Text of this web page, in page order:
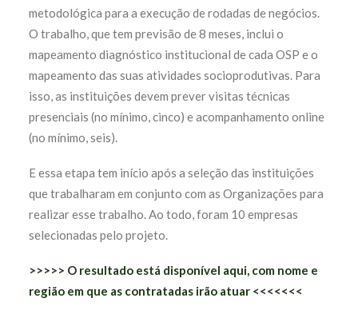
metodológica para a execução de rodadas de negócios.
O trabalho, que tem previsão de 8 meses, inclui o
mapeamento diagnóstico institucional de cada OSP e o
mapeamento das suas atividades socioprodutivas. Para
isso, as instituições devem prever visitas técnicas
presenciais (no mínimo, cinco) e acompanhamento online
(no mínimo, seis).
E essa etapa tem início após a seleção das instituições
que trabalharam em conjunto com as Organizações para
realizar esse trabalho. Ao todo, foram 10 empresas
selecionadas pelo projeto.
>>>>> O resultado está disponível aqui, com nome e
região em que as contratadas irão atuar <<<<<<<